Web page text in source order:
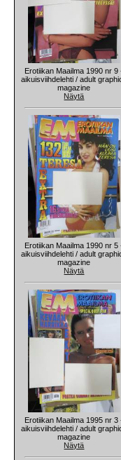
Erotiikan Maailma 1990 nr 9
aikuisviihdelehti / adult
magazine
Näytä
Erotiikan Maailma 1990 nr 5
aikuisviihdelehti / adult
magazine
Näytä
Erotiikan Maailma 1995 nr 3
aikuisviihdelehti / adult
magazine
Näytä